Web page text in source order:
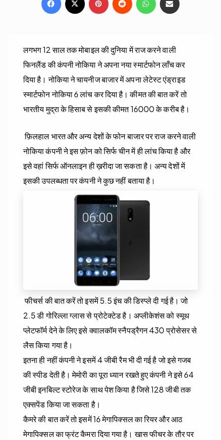
लगभग 12 साल तक मोबाइल की दुनिया में राज करने वाली
फिनलैंड की कंपनी नोकिया ने अपना नया स्मार्टफोन लाँच कर
दिया है। नोकिया ने चायनीज बाजार में अपना लेटेस्ट एंड्राइड
स्मार्टफोन नोकिया 6 लांच कर दिया है। कीमत की बात करें तो
भारतीय मुद्रा के हिसाब से इसकी कीमत ₹16000 के करीब है।
फ़िलहाल भारत और अन्य देशों के फोन बाजार पर राज करने वाली
नोकिया कंपनी ने इस फ़ोन को सिर्फ चीन में ही लांच किया है और
इसे वहां सिर्फ ऑनलाइन ही ख़रीदा जा सकता है। अन्य देशों में
इसकी उपलब्धता पर कंपनी ने कुछ नहीं बताया है।
फीचर्स की बात करें तो इसमें 5.5 इंच की डिस्प्ले दी गई है। जो
2.5 डी गोरिल्ला ग्लास से प्रोटेक्टेड है। अप्लीकेशंस को स्मूथ
प्लेटफॉर्म देने के लिए इसे क्वालकॉम स्नैपड्रैगन 430 प्रोसेसर से
लैस किया गया है।
इतना ही नहीं कंपनी ने इसमें 4 जीबी रैम भी दी गई है जो इसे गजब
की स्पीड देती है। मेमोरी का पूरा ध्यान रखते हुए कंपनी ने इसे 64
जीबी इनबिल्ट स्टोरेज के साथ पेश किया है जिसे 128 जीबी तक
एक्सपेंड किया जा सकता है।
कैमरे की बात करें तो इसमें 16 मेगापिक्सल का रियर और आठ
मेगापिक्सल का फ्रंट कैमरा दिया गया है। खास फीचर के तौर पर